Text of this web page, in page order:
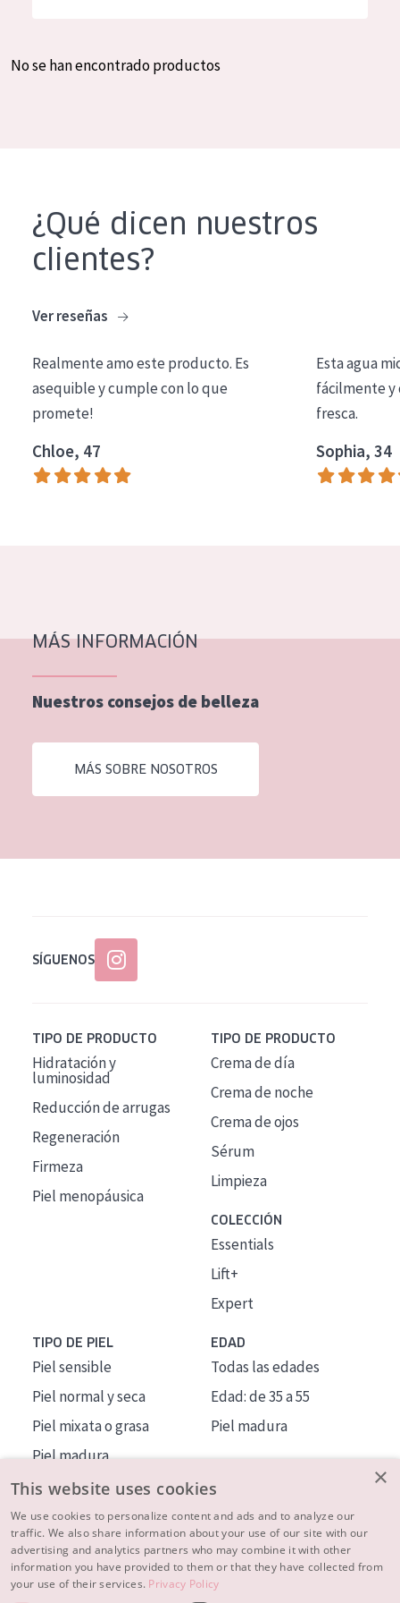
Crema de día
Crema de noche
Limpieza
COLECCIÓN
Essentials
Lift+
Piel normal y seca
Piel mixata o grasa
Piel madura
Piel expuesta al sol
Piel menopáusica
Todas las edades
Spanish
No se han encontrado productos
¿Qué dicen nuestros
clientes?
Ver reseñas
Realmente amo este producto. Es
asequible y cumple con lo que
promete!
Chloe, 47
Esta agua
fácilmente y
fresca.
Sophia, 34
MÁS INFORMACIÓN
Nuestros consejos de belleza
MÁS SOBRE NOSOTROS
SÍGUENOS
TIPO DE PRODUCTO
Hidratación y
luminosidad
Reducción de arrugas
Regeneración
Firmeza
Piel menopáusica
TIPO DE PRODUCTO
Crema de día
Crema de noche
Crema de ojos
Sérum
Limpieza
COLECCIÓN
Essentials
Lift+
Expert
TIPO DE PIEL
Piel sensible
Piel normal y seca
Piel mixata o grasa
Piel madura
Piel expuesta al sol
Piel menopáusica
EDAD
Todas las edades
Edad: de 35 a 55
Piel madura
MÁS SOBRE NOSOTROS
INSPIRACIÓN
×
This website uses cookies
We use cookies to personalize content and ads and to analyze our
traffic. We also share information about your use of our site with our
advertising and analytics partners who may combine it with other
information you have provided to them or that they have collected from
your use of their services. Privacy Policy